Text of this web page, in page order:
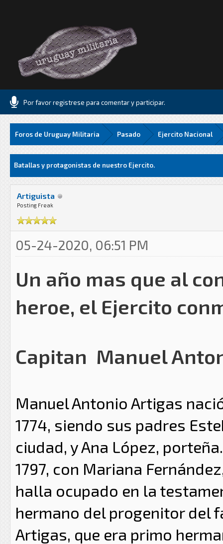
Por favor registrese para comentar y participar.
Foros de Uruguay Militaria Pasado Ejercito Nacional
MediaBatallas y protagonistas de nuestro Ejercito.
Artiguista
Posting Freak
05-24-2020, 06:51 PM
Un año mas que al
heroe, el Ejercito
Capitan Manuel
Manuel Antonio Artigas
1774, siendo sus padres
ciudad, y Ana López,
1797, con Mariana
halla ocupado en la
hermano del progenitor del
Artigas, que era primo